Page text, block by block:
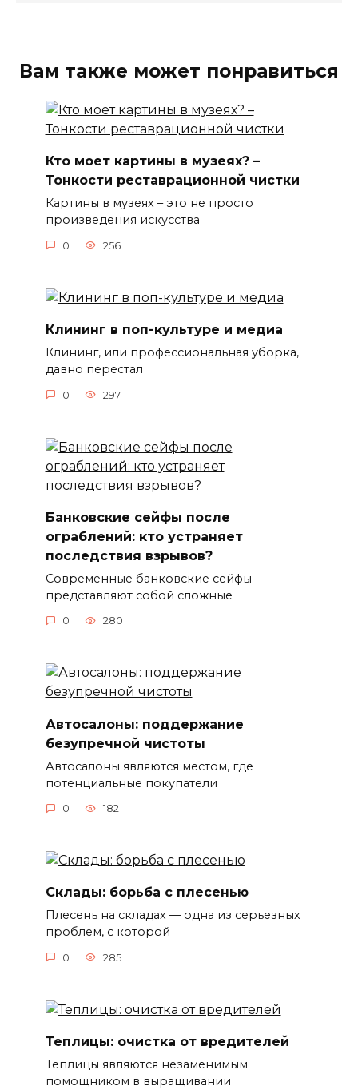
Вам также может понравиться
Кто моет картины в музеях? –
Тонкости реставрационной чистки
Картины в музеях – это не просто
произведения искусства
0 256
Клининг в поп-культуре и медиа
Клининг, или профессиональная уборка,
давно перестал
0 297
Банковские сейфы после
ограблений: кто устраняет
последствия взрывов?
Современные банковские сейфы
представляют собой сложные
0 280
Автосалоны: поддержание
безупречной чистоты
Автосалоны являются местом, где
потенциальные покупатели
0 182
Склады: борьба с плесенью
Плесень на складах — одна из серьезных
проблем, с которой
0 285
Теплицы: очистка от вредителей
Теплицы являются незаменимым
помощником в выращивании